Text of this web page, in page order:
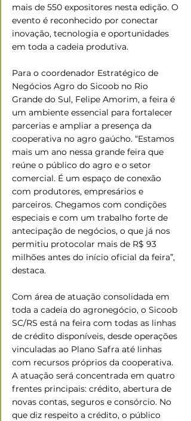
mais de 550 expositores nesta edição. O
evento é reconhecido por conectar
inovação, tecnologia e oportunidades
em toda a cadeia produtiva.
Para o coordenador Estratégico de
Negócios Agro do Sicoob no Rio
Grande do Sul, Felipe Amorim, a feira é
um ambiente essencial para fortalecer
parcerias e ampliar a presença da
cooperativa no agro gaúcho. “Estamos
mais um ano nessa grande feira que
reúne o público do agro e o setor
comercial. É um espaço de conexão
com produtores, empresários e
parceiros. Chegamos com condições
especiais e com um trabalho forte de
antecipação de negócios, o que já nos
permitiu protocolar mais de R$ 93
milhões antes do início oficial da feira”,
destaca.
Com área de atuação consolidada em
toda a cadeia do agronegócio, o Sicoob
SC/RS está na feira com todas as linhas
de crédito disponíveis, desde operações
vinculadas ao Plano Safra até linhas
com recursos próprios da cooperativa.
A atuação será concentrada em quatro
frentes principais: crédito, abertura de
novas contas, seguros e consórcio. No
que diz respeito a crédito, o público